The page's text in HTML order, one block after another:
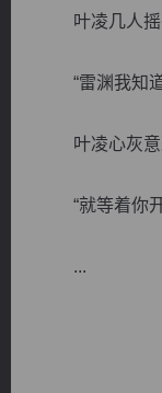
叶凌几人摇
“雷渊我知道
叶凌心灰意
“就等着你开
...